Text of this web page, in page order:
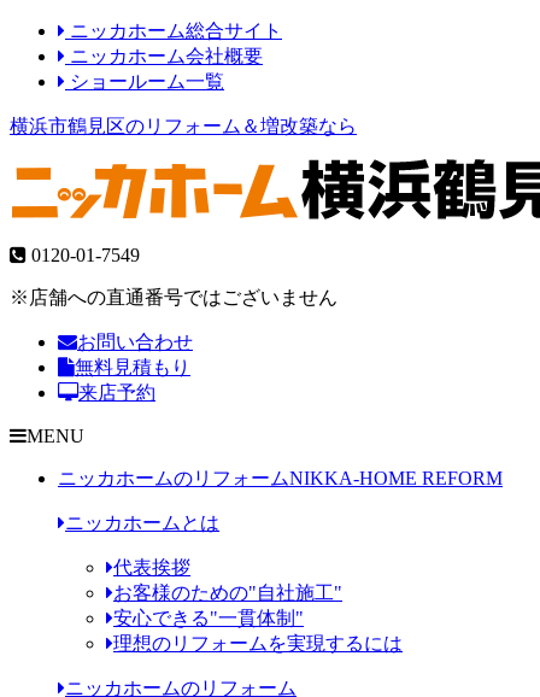
ニッカホーム総合サイト
ニッカホーム会社概要
ショールーム一覧
横浜市鶴見区のリフォーム＆増改築なら
0120-01-7549
※店舗への直通番号ではございません
お問い合わせ
無料見積もり
来店予約
MENU
ニッカホームのリフォームNIKKA-HOME REFORM
ニッカホームとは
代表挨拶
お客様のための"自社施工"
安心できる"一貫体制"
理想のリフォームを実現するには
ニッカホームのリフォーム